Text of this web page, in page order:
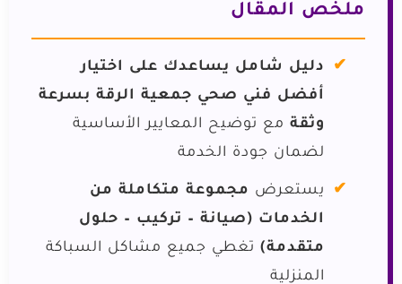
ملخص المقال
دليل شامل يساعدك على اختيار
أفضل فني صحي جمعية الرقة بسرعة
وثقة مع توضيح المعايير الأساسية
لضمان جودة الخدمة
يستعرض مجموعة متكاملة من
الخدمات (صيانة – تركيب – حلول
متقدمة) تغطي جميع مشاكل السباكة
المنزلية